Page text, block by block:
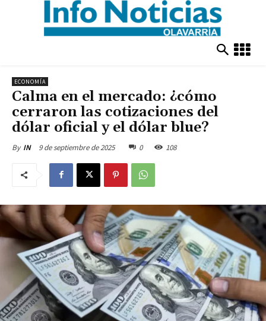
ECONOMÍA
Calma en el mercado: ¿cómo
cerraron las cotizaciones del
dólar oficial y el dólar blue?
By IN 9 de septiembre de 2025 0 108